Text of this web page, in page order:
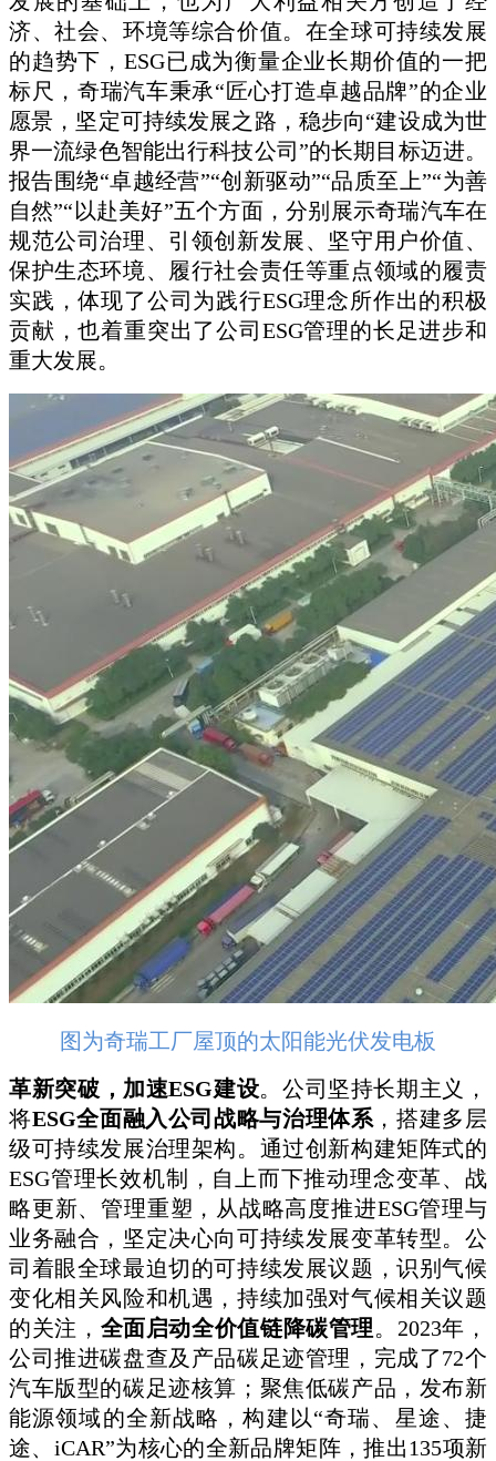
济、社会、环境等综合价值。在全球可持续发展
的趋势下，ESG已成为衡量企业长期价值的一把
标尺，奇瑞汽车秉承“匠心打造卓越品牌”的企业
愿景，坚定可持续发展之路，稳步向“建设成为世
界一流绿色智能出行科技公司”的长期目标迈进。
报告围绕“卓越经营”“创新驱动”“品质至上”“为善
自然”“以赴美好”五个方面，分别展示奇瑞汽车在
规范公司治理、引领创新发展、坚守用户价值、
保护生态环境、履行社会责任等重点领域的履责
实践，体现了公司为践行ESG理念所作出的积极
贡献，也着重突出了公司ESG管理的长足进步和
重大发展。
图为奇瑞工厂屋顶的太阳能光伏发电板
革新突破，加速ESG建设。公司坚持长期主义，
将ESG全面融入公司战略与治理体系 ，搭建多层
级可持续发展治理架构。通过创新构建矩阵式的
ESG管理长效机制，自上而下推动理念变革、战
略更新、管理重塑，从战略高度推进ESG管理与
业务融合，坚定决心向可持续发展变革转型。公
司着眼全球最迫切的可持续发展议题，识别气候
变化相关风险和机遇，持续加强对气候相关议题
的关注， 全面启动全价值链降碳管理。2023年，
公司推进碳盘查及产品碳足迹管理，完成了72个
汽车版型的碳足迹核算；聚焦低碳产品，发布新
能源领域的全新战略，构建以“奇瑞、星途、捷
途、iCAR”为核心的全新品牌矩阵，推出135项新